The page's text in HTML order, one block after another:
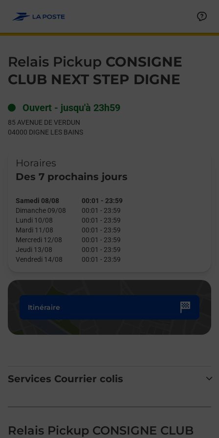
Relais Pickup CONSIGNE
CLUB NEXT STEP DIGNE
Ouvert - jusqu'à 23h59
85 AVENUE DE VERDUN
04000 DIGNE LES BAINS
Horaires
Des 7 prochains jours
Samedi 08/08 00:01 - 23:59
Dimanche 09/08
00:01 - 23:59
Lundi 10/08
00:01 - 23:59
Mardi 11/08
00:01 - 23:59
Mercredi 12/08
00:01 - 23:59
Jeudi 13/08
00:01 - 23:59
Vendredi 14/08
00:01 - 23:59
Itinéraire
Services Courrier colis
Relais Pickup CONSIGNE CLUB